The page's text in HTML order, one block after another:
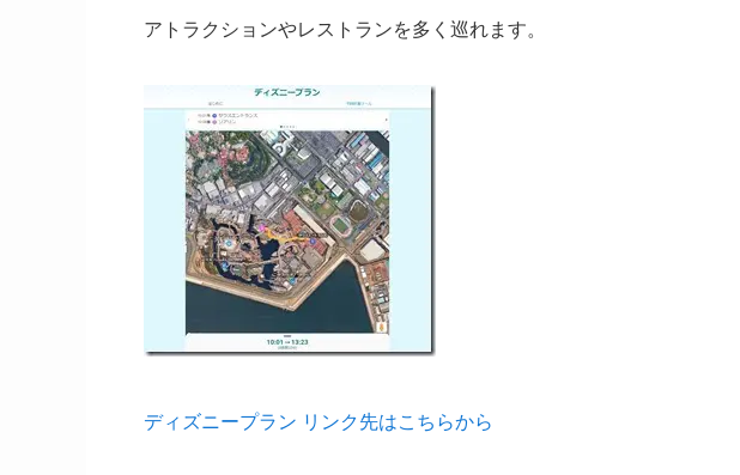
アトラクションやレストランを多く巡れます。
ディズニープラン リンク先はこちらから